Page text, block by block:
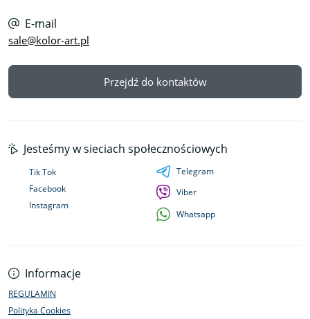
E-mail
sale@kolor-art.pl
Przejdź do kontaktów
Informacje
REGULAMIN
Polityka Cookies
Jesteśmy w sieciach społecznościowych
Tik Tok
Facebook
Instagram
Telegram
Viber
Whatsapp